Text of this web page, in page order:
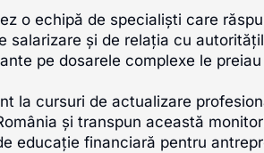
o echipă de specialiști care
salarizare și de relația cu
pe dosarele complexe le
la cursuri de actualizare
și transpun această
educație financiară pentru